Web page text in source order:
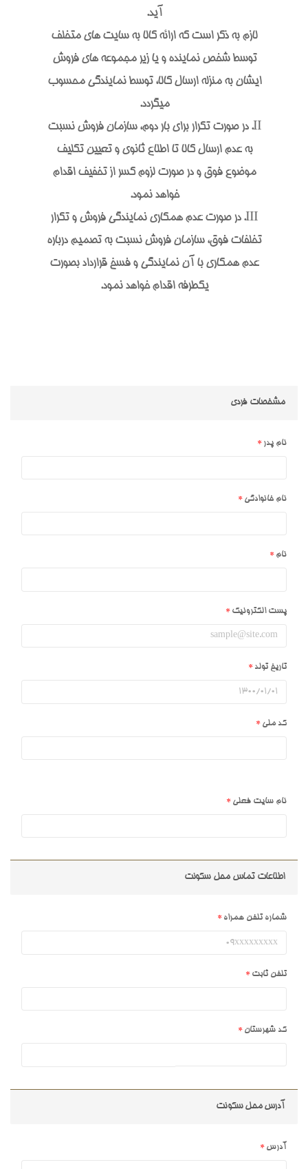
آید.
لازم به ذکر است که ارائه کالا به سایت های متخلف
توسط شخص نماینده و یا زیر مجموعه های فروش
ایشان به منزله ارسال کالا، توسط نمایندگی محسوب
میگردد.
II. در صورت تکرار برای بار دوم، سازمان فروش نسبت
به عدم ارسال کالا تا اطلاع ثانوی و تعیین تکلیف
موضوع فوق و در صورت لزوم کسر از تخفیف اقدام
خواهد نمود.
III. در صورت عدم همکاری نمایندگی فروش و تکرار
تخلفات فوق، سازمان فروش نسبت به تصمیم درباره
عدم همکاری با آن نمایندگی و فسخ قرارداد بصورت
یکطرفه اقدام خواهد نمود.
مشخصات فردی
نام پدر
نام خانوادگی
نام
پست الکترونیک
تاریخ تولد
کد ملی
نام سایت فعلی
اطلاعات تماس محل سکونت
شماره تلفن همراه
تلفن ثابت
کد شهرستان
آدرس محل سکونت
آدرس